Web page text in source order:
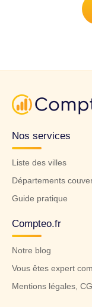
Nos services
Liste des villes
Départements
Guide pratique
Compteo.fr
Notre blog
Vous êtes expert
Mentions légales,